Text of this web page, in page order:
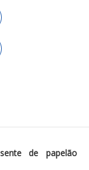
de papelão